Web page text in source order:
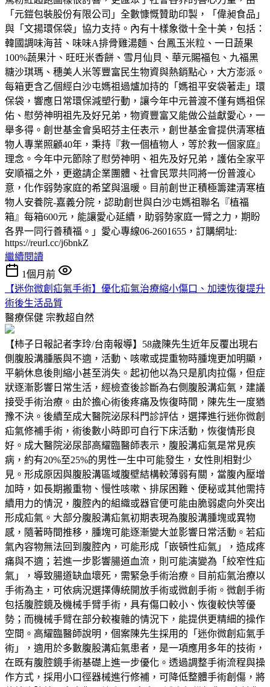
「元鎧包裝股份有限公司」全數慷慨贊助印製，「偉昶食品」
與「文揚環保袋」協力支持。內有十樣象徵十全十美，包括：
韓國調味海苔、味味A排骨雞湯麵、台鳳玉米粒、一日蔬果
100%蔬果汁、旺旺米香餅、雪月仙貝、華元賜福包、九福黑
糖沙琪瑪、穗美人米等豐富民生物資與熱銷點心，大方澎派。
每箱更含乙個經白沙屯媽祖過爐加持的「媽祖平安袋著走」環
保袋，響應日常環保減塑行動，讓今年中元普渡不僅有媽祖保
佑、慰勞神明祖先及好兄弟，物資豐富又能做公益獻愛心，一
舉多得。創世基金會吳昭芬主任表示，創世基金會提供清寒植
物人專業照顧40年，秉持『救一個植物人，等於救一個家庭』
理念。今年中元節除了慰勞神明、祖先及好兄弟，護佑全家平
安順福之外，更邀請企業團體、社會民眾共同將一份普渡心
意，化作弱勢家庭的希望與溫暖。目前創世正積極籌建清寒植
物人安養院-嘉義分院，認助創世與白沙屯媽祖聯名『植福
箱』每箱600元，能讓愛心延續，助弱勢家庭一臂之力，期盼
各界一同行善積福。」愛心專線06-2601655，訂購網址:
https://reurl.cc/j6bnkZ
繼續閱讀
1個月前
【迷你微創疝氣手術】優化疝氣治療縮小傷口、加速恢復提升
術後生活品質
醫療保健 宗教超自然
【柿子日報記者李玲/台南報導】58歲陳先生近年反覆出現右
側腹股溝腫脹與不適，活動、咳嗽或提重物時腫塊更加明顯，
平躺休息後則縮小甚至消失。起初他以為只是肌肉拉傷，但症
狀逐漸影響日常生活，經檢查後診斷為右側腹股溝疝氣，建議
接受手術治療。由於擔心術後疼痛及恢復時間，陳先生一度猶
豫不決。後續至成大醫院泌尿科門診評估，選擇進行迷你微創
疝氣修補手術，術後數小時即可自行下床活動，恢復情形良
好。成大醫院泌尿部高耀臨醫師表示，腹股溝疝氣是常見疾
病，約有20%至25%的男性一生中可能發生，女性則相對少
見。形成原因與腹股溝區域腹壁結構較薄弱有關，當腹內壓增
加時，如長期搬重物、慢性咳嗽、排尿困難、便秘或其他需持
續用力的情況，腹腔內的組織或器官便可能由脆弱處向外突出
形成疝氣。大部分腹股溝疝氣初期表現為腹股溝腫塊或異物
感，隨著時間推移，腫塊可能逐漸變大並影響日常活動。若疝
氣內容物無法回到腹腔內，可能形成「嵌頓性疝氣」，造成疼
痛與不適；若進一步影響腸道血流，則可能演變為「絞窄性疝
氣」，導致腸道缺血壞死，需緊急手術治療。目前疝氣治療以
手術為主，可依病況選擇傳統開放手術或微創手術。微創手術
包括腹腔鏡及機械手臂手術，具有傷口較小、恢復較快等優
勢；而機械手臂在部分較複雜的情況下，能提供更精細的操作
空間。高耀臨醫師說明，個案陳先生採用的「迷你微創疝氣手
術」，適用於多數腹股溝疝氣患者，是一項應用多年的技術，
在既有腹腔鏡手術基礎上進一步優化。透過調整手術流程與操
作方式，採用小口徑器械進行修補，可降低整體手術創傷，將